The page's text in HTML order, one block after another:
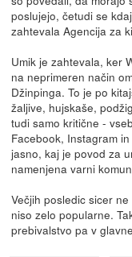
poslujejo, četudi se
zahtevala Agencija za
Umik je zahtevala, ker
na neprimeren način
Džinpinga. To je po
žaljive, hujskaše,
tudi samo kritične -
Facebook, Instagram
jasno, kaj je povod za
namenjena varni
Večjih posledic sicer
niso zelo popularne.
prebivalstvo pa v